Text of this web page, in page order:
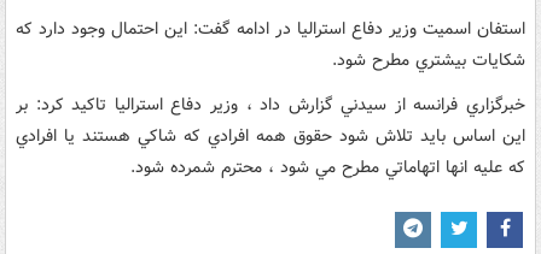
استفان اسميت وزير دفاع استراليا در ادامه گفت: اين احتمال وجود دارد که
شکايات بيشتري مطرح شود.
خبرگزاري فرانسه از سيدني گزارش داد ، وزير دفاع استراليا تاکيد کرد: بر
اين اساس بايد تلاش شود حقوق همه افرادي که شاکي هستند يا افرادي
که عليه انها اتهاماتي مطرح مي شود ، محترم شمرده شود.